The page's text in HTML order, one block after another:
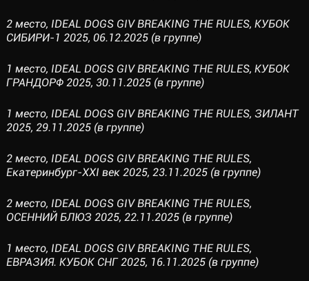
2 место, IDEAL DOGS GIV BREAKING THE RULES, КУБОК
СИБИРИ-1 2025, 06.12.2025 (в группе)
1 место, IDEAL DOGS GIV BREAKING THE RULES, КУБОК
ГРАНДОРФ 2025, 30.11.2025 (в группе)
1 место, IDEAL DOGS GIV BREAKING THE RULES, ЗИЛАНТ
2025, 29.11.2025 (в группе)
2 место, IDEAL DOGS GIV BREAKING THE RULES,
Екатеринбург-XXI век 2025, 23.11.2025 (в группе)
2 место, IDEAL DOGS GIV BREAKING THE RULES,
ОСЕННИЙ БЛЮЗ 2025, 22.11.2025 (в группе)
1 место, IDEAL DOGS GIV BREAKING THE RULES,
ЕВРАЗИЯ. КУБОК СНГ 2025, 16.11.2025 (в группе)